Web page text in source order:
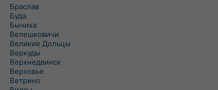
Браслав
Буда
Бычиха
Велешковичи
Великие Дольцы
Веркуды
Верхнедвинск
Верховье
Ветрино